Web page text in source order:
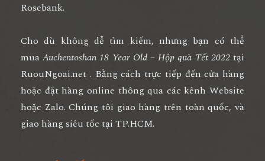
Rosebank.
Cho dù không dễ tìm kiếm, nhưng bạn có thể
muaAuchentoshan 18 Year Old – Hộp quà Tết 2022tại
RuouNgoai.net . Bằng cách trực tiếp đến cửa hàng
hoặc đặt hàng online thông qua các kênh Website
hoặc Zalo. Chúng tôi giao hàng trên toàn quốc, và
giao hàng siêu tốc tại TP.HCM.